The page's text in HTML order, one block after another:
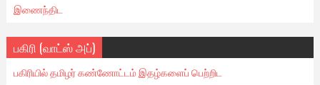
இணைந்திட
பகிரி (வாட்ஸ் அப்)
பகிரியில் தமிழர் கண்ணோட்டம் இதழ்களைப் பெற்றிட